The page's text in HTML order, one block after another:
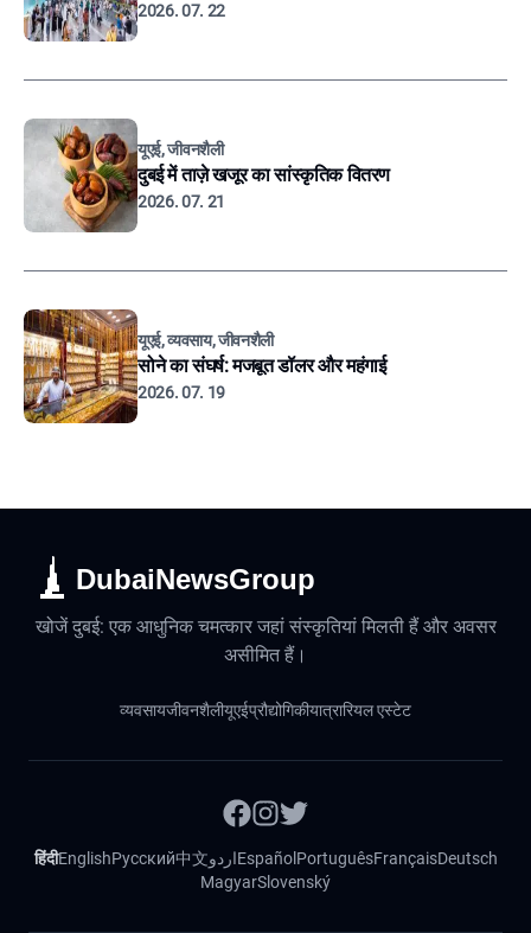
2026. 07. 22
यूएई, जीवनशैली
दुबई में ताज़े खजूर का सांस्कृतिक वितरण
2026. 07. 21
यूएई, व्यवसाय, जीवनशैली
सोने का संघर्ष: मजबूत डॉलर और महंगाई
2026. 07. 19
DubaiNewsGroup
खोजें दुबई: एक आधुनिक चमत्कार जहां संस्कृतियां मिलती हैं और अवसर
असीमित हैं।
व्यवसायजीवनशैलीयूएईप्रौद्योगिकीयात्रारियल एस्टेट
हिंदीEnglishРусский中文اردوEspañol PortuguêsFrançaisDeutsch
MagyarSlovenský